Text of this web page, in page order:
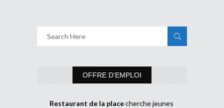
OFFRE D’EMPLOI
Restaurant de la placecherche jeunes